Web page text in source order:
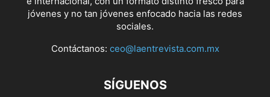
jóvenes y no tan jóvenes enfocado hacia las redes
sociales.
Contáctanos: ceo@laentrevista.com.mx
SÍGUENOS